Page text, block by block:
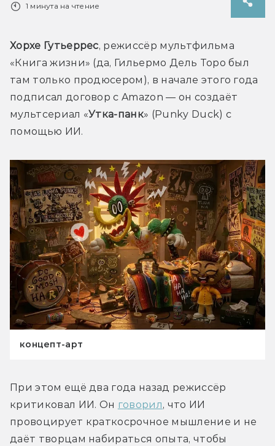
1 минута на чтение
Хорхе Гутьеррес, режиссёр мультфильма
«Книга жизни» (да, Гильермо Дель Торо был
там только продюсером), в начале этого года
подписал договор с Amazon — он создаёт
мультсериал «Утка-панк» (Punky Duck) с
концепт-арт
При этом ещё два года назад режиссёр
критиковал ИИ. Он говорил, что ИИ
провоцирует краткосрочное мышление и не
даёт творцам набираться опыта, чтобы